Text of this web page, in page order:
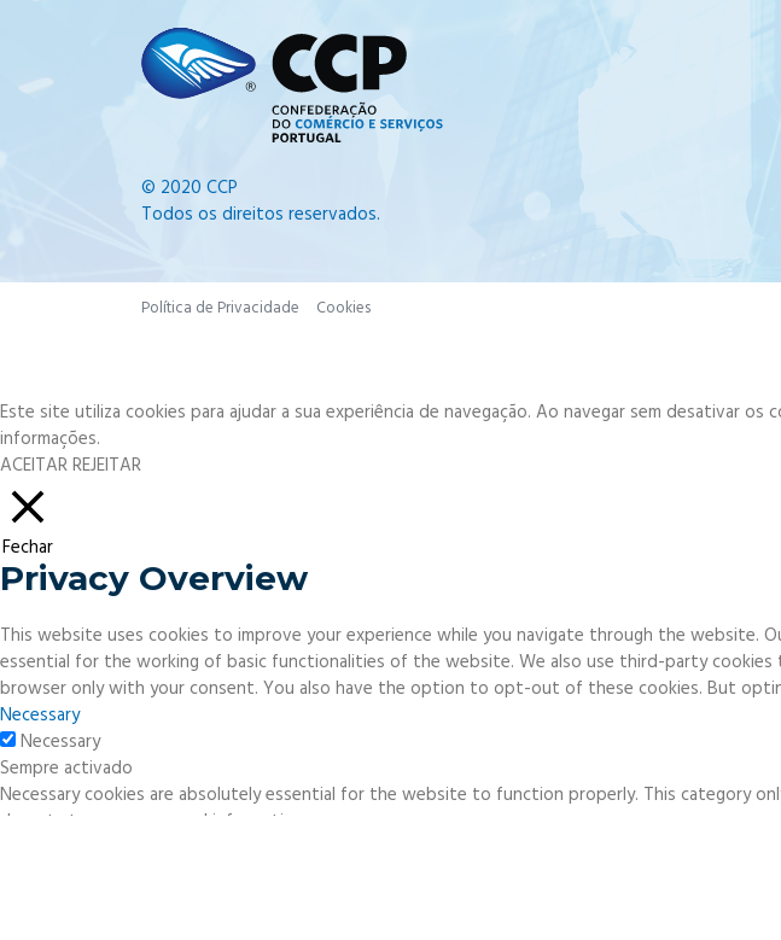
© 2020 CCP
Todos os direitos reservados.
Política de Privacidade Cookies
Este site utiliza cookies para ajudar a sua experiência de navegação. Ao navegar sem desativar
informações.
ACEITARREJEITAR
Fechar
Privacy Overview
This website uses cookies to improve your experience while you navigate through the
essential for the working of basic functionalities of the website. We also use third-party
browser only with your consent. You also have the option to opt-out of these cookies. But
Necessary
Necessary
Sempre activado
Necessary cookies are absolutely essential for the website to function properly. This category
do not store any personal information.